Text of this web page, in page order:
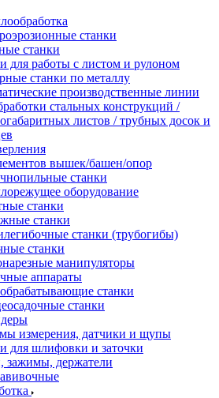
станки
станки
для работы с листом и рулоном
станки по металлу
производственные линии
стальных конструкций /
листов / трубных досок и
вышек/башен/опор
станки
оборудование
станки
станки
станки (трубогибы)
станки
манипуляторы
аппараты
станки
станки
измерения, датчики и щупы
для шлифовки и заточки
зажимы, держатели